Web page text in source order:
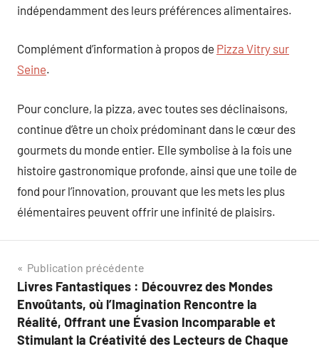
indépendamment des leurs préférences alimentaires.
Complément d’information à propos de Pizza Vitry sur
Seine.
Pour conclure, la pizza, avec toutes ses déclinaisons,
continue d’être un choix prédominant dans le cœur des
gourmets du monde entier. Elle symbolise à la fois une
histoire gastronomique profonde, ainsi que une toile de
fond pour l’innovation, prouvant que les mets les plus
élémentaires peuvent offrir une infinité de plaisirs.
Navigation
de
l’article
Publication précédente
Livres Fantastiques : Découvrez des Mondes
Envoûtants, où l’Imagination Rencontre la
Réalité, Offrant une Évasion Incomparable et
Stimulant la Créativité des Lecteurs de Chaque